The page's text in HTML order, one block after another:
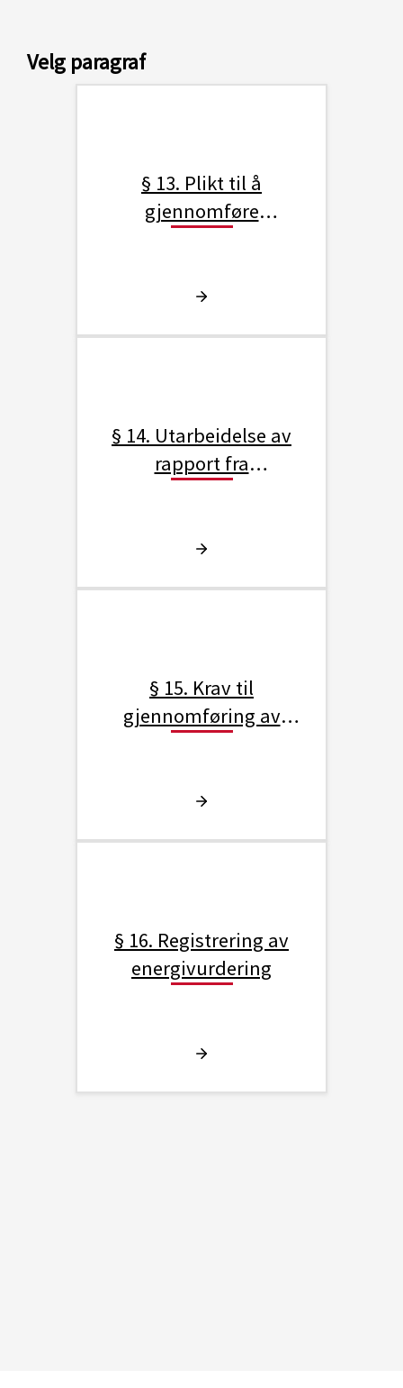
Velg paragraf
§ 13. Plikt til å
gjennomføre
§ 14. Utarbeidelse av
rapport fra
§ 15. Krav til
gjennomføring av
§ 16. Registrering av
energivurdering